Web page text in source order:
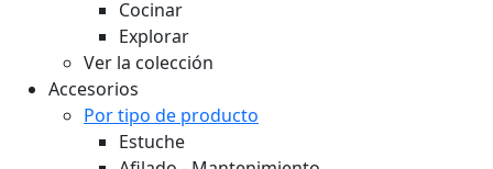
Cocinar
Explorar
Ver la colección
Accesorios
Por tipo de producto
Estuche